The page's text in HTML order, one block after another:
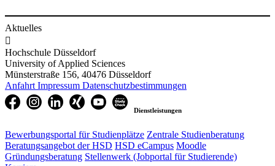
Aktuelles

Hochschule Düsseldorf
University of Applied Sciences
Münsterstraße 156, 40476 Düsseldorf
Anfahrt Impressum Datenschutzbestimmungen
Dienstleistungen
Bewerbungsportal für Studienplätze Zentrale Studienberatung
Beratungsangebot der HSD HSD eCampus Moodle
Gründungsberatung Stellenwerk (Jobportal für Studierende)